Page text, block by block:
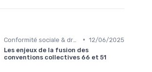
• 12/06/2025
Les enjeux de la fusion des
conventions collectives 66 et 51